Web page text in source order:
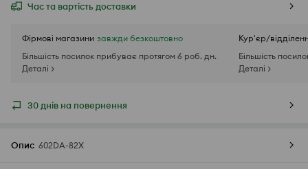
Час та вартість доставки
Фірмові магазини завжди безкоштовно
Більшість посилок прибуває протягом 6 роб. дн.
Деталі >
Кур'єр/
Більшість
Деталі >
30 днів на повернення
Опис 602DA-82X